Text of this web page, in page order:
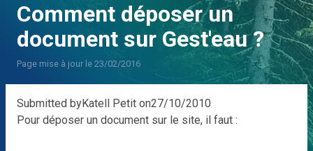
Comment déposer un
document sur Gest'eau ?
Page mise à jour le 23/02/2016
Submitted byKatell Petit on27/10/2010
Pour déposer un document sur le site, il faut :